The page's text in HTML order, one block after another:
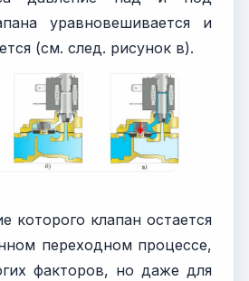
уравновешивается и
(см. след. рисунок в).
которого клапан остается
переходном процессе,
факторов, но даже для